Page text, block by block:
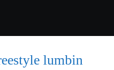
lumbin